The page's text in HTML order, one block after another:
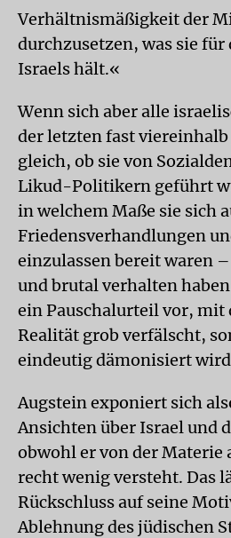
Verhältnismäßigkeit der
durchzusetzen, was sie für
Israels hält.«
Wenn sich aber alle
der letzten fast
gleich, ob sie von
Likud-Politikern geführt
in welchem Maße sie sich
Friedensverhandlungen
einzulassen bereit waren
und brutal verhalten
ein Pauschalurteil vor, mit
Realität grob verfälscht,
eindeutig dämonisiert
Augstein exponiert sich
Ansichten über Israel und
obwohl er von der Materie
recht wenig versteht. Das
Rückschluss auf seine
Ablehnung des jüdischen